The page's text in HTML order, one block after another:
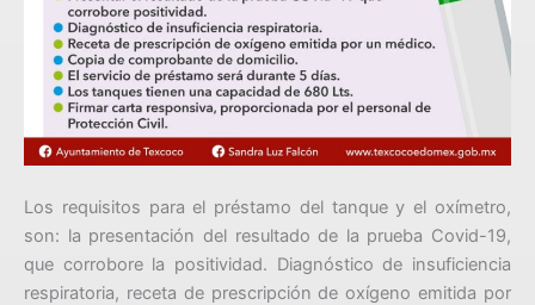
Los requisitos para el préstamo del tanque y el oxímetro,
son: la presentación del resultado de la prueba Covid-19,
que corrobore la positividad. Diagnóstico de insuficiencia
respiratoria, receta de prescripción de oxígeno emitida por